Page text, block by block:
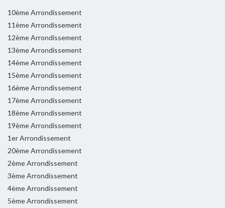
10ème Arrondissement
11ème Arrondissement
12ème Arrondissement
13ème Arrondissement
14ème Arrondissement
15ème Arrondissement
16ème Arrondissement
17ème Arrondissement
18ème Arrondissement
19ème Arrondissement
1er Arrondissement
20ème Arrondissement
2ème Arrondissement
3ème Arrondissement
4ème Arrondissement
5ème Arrondissement